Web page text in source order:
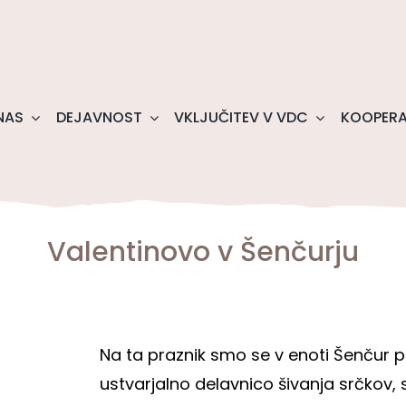
DEJAVNOST VKLJUČITEV V VDC
Valentinovo v Šenčurju
Na ta praznik smo se v enoti Šenčur
ustvarjalno delavnico šivanja srčkov,